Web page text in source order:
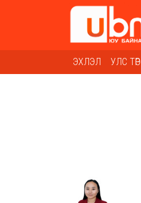
ЭХЛЭЛ УЛС ТӨР